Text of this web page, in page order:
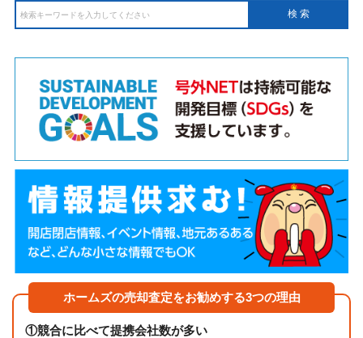
ホームズの売却査定をお勧めする3つの理由
①競合に比べて提携会社数が多い